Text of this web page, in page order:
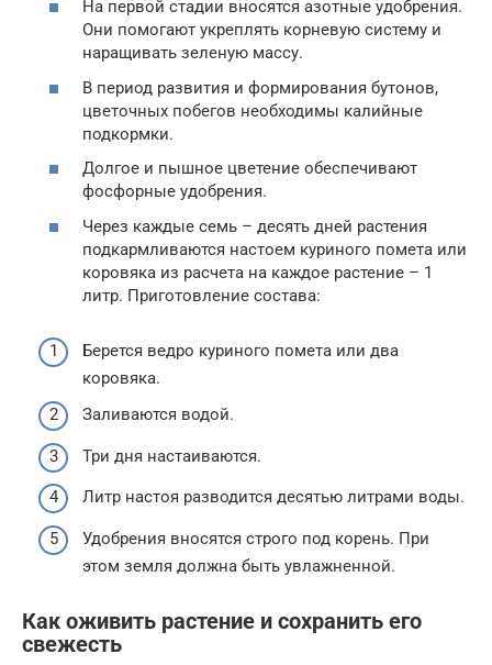
На первой стадии вносятся азотные удобрения.
Они помогают укреплять корневую систему и
наращивать зеленую массу.
В период развития и формирования бутонов,
цветочных побегов необходимы калийные
подкормки.
Долгое и пышное цветение обеспечивают
фосфорные удобрения.
Через каждые семь – десять дней растения
подкармливаются настоем куриного помета или
коровяка из расчета на каждое растение – 1
литр. Приготовление состава:
Берется ведро куриного помета или два
коровяка.
Заливаются водой.
Три дня настаиваются.
Литр настоя разводится десятью литрами воды.
Удобрения вносятся строго под корень. При
этом земля должна быть увлажненной.
Как оживить растение и сохранить его
свежесть